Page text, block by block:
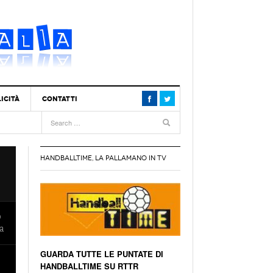
Il Girone
La Svizzera
Anche Contro
2018
U18 M | Italia Brillante Anche Contro
Finlandia: 32-17!
- 14 August 2018
Battuta 20-27
CONTATTI
HANDBALLTIME, LA PALLAMANO IN TV
GUARDA TUTTE LE PUNTATE DI
HANDBALLTIME SU RTTR